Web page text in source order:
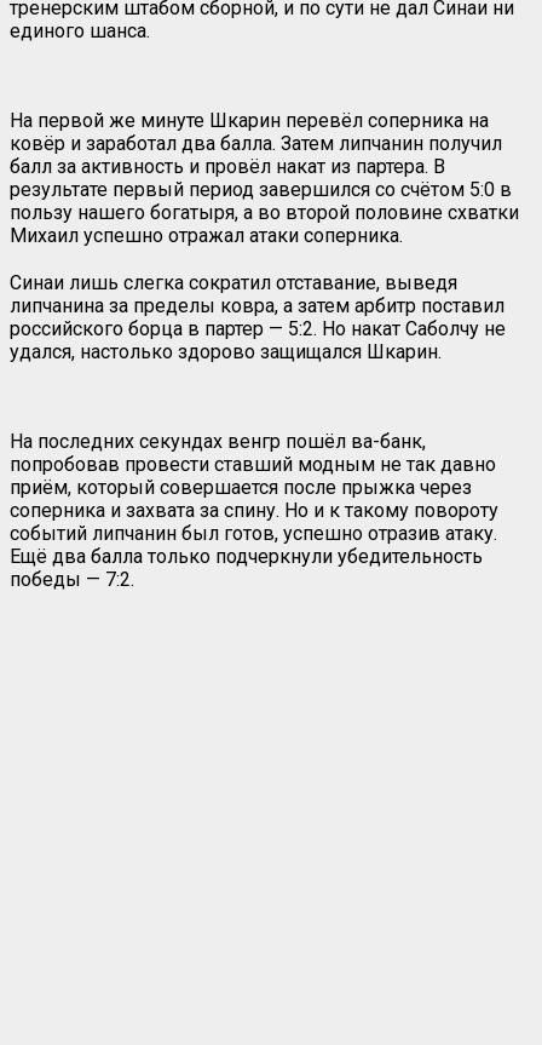
тренерским штабом сборной, и по сути не дал Синаи ни
единого шанса.
На первой же минуте Шкарин перевёл соперника на
ковёр и заработал два балла. Затем липчанин получил
балл за активность и провёл накат из партера. В
результате первый период завершился со счётом 5:0 в
пользу нашего богатыря, а во второй половине схватки
Михаил успешно отражал атаки соперника.
Синаи лишь слегка сократил отставание, выведя
липчанина за пределы ковра, а затем арбитр поставил
российского борца в партер — 5:2. Но накат Саболчу не
удался, настолько здорово защищался Шкарин.
На последних секундах венгр пошёл ва-банк,
попробовав провести ставший модным не так давно
приём, который совершается после прыжка через
соперника и захвата за спину. Но и к такому повороту
событий липчанин был готов, успешно отразив атаку.
Ещё два балла только подчеркнули убедительность
победы — 7:2.